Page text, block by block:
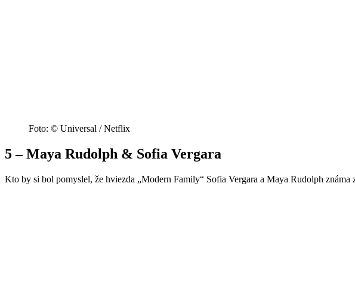
Foto: © Universal / Netflix
5 – Maya Rudolph & Sofia Vergara
Kto by si bol pomyslel, že hviezda „Modern Family“ Sofia Vergara a Maya Rudolph známa